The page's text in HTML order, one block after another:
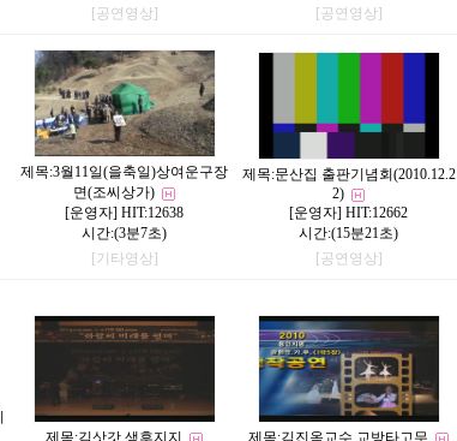
[공연영상]
[공연영상]
제목:3월11일(을축일)상여운구장
면(조씨상가)
[운영자] HIT:12638
시간:(3분7초)
[기타영상]
제목:문산집 출판기념회(2010.12.2
2)
[운영자] HIT:12662
시간:(15분21초)
[공연영상]
제목:김삿갓 생후지지 제목:김진옥교수 교방타고무